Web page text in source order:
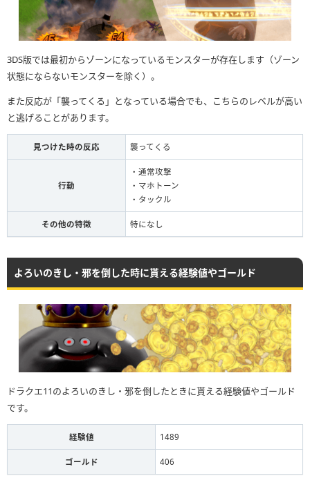
3DS版では最初からゾーンになっているモンスターが存在します（ゾーン
状態にならないモンスターを除く）。
また反応が「襲ってくる」となっている場合でも、こちらのレベルが高い
と逃げることがあります。
見つけた時の反応 襲ってくる
行動
・通常攻撃
・マホトーン
・タックル
その他の特徴 特になし
よろいのきし・邪を倒した時に貰える経験値やゴールド
ドラクエ11のよろいのきし・邪を倒したときに貰える経験値やゴールド
です。
経験値 1489
ゴールド 406